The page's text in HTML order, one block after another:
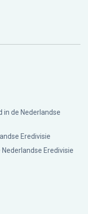
in de Nederlandse
Eredivisie
Eredivisie